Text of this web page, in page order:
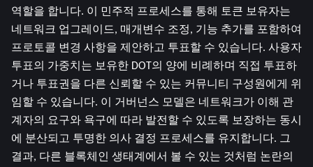
역할을 합니다. 이 민주적 프로세스를 통해 토큰 보유자는
네트워크 업그레이드, 매개변수 조정, 기능 추가를 포함하여
프로토콜 변경 사항을 제안하고 투표할 수 있습니다. 사용자
투표의 가중치는 보유한 DOT의 양에 비례하며 직접 투표하
거나 투표권을 다른 신뢰할 수 있는 커뮤니티 구성원에게 위
임할 수 있습니다. 이 거버넌스 모델은 네트워크가 이해 관
계자의 요구와 욕구에 따라 발전할 수 있도록 보장하는 동시
에 분산되고 투명한 의사 결정 프로세스를 유지합니다. 그
결과, 다른 블록체인 생태계에서 볼 수 있는 것처럼 논란의